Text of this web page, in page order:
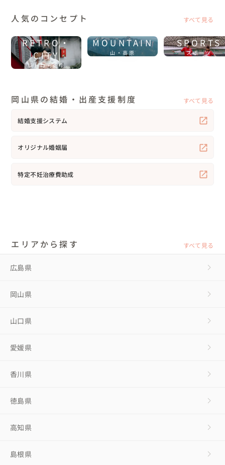
人気のコンセプト すべて見る
RETRO・
CITY
レトロ・街中
MOUNTAIN
山・高原
SPORTS
スポーツ
岡山県の結婚・出産支援制度 すべて見る
結婚支援システム
オリジナル婚姻届
特定不妊治療費助成
エリアから探す すべて見る
広島県
岡山県
山口県
愛媛県
香川県
徳島県
高知県
島根県